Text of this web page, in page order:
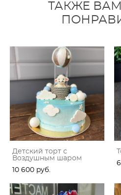
ТАКЖЕ
Детский торт с
Воздушным шаром
10 600 pуб.